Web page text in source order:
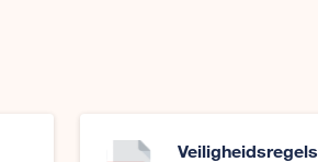
Veiligheidsregels